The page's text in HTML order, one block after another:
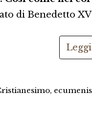
di Benedetto
,